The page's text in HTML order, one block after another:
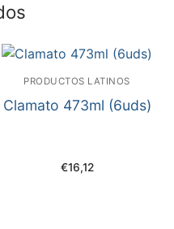
PRODUCTOS LATINOS
Clamato 473ml (6uds)
€16,12